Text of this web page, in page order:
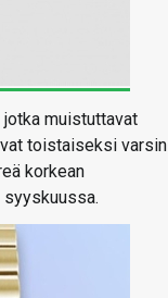
muistuttavat
toistaiseksi varsin
korkean